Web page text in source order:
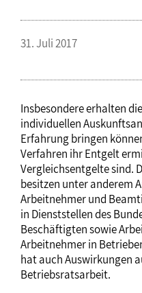
31. Juli 2017
Insbesondere erhalten
individuellen
Erfahrung bringen
Verfahren ihr Entgelt
Vergleichsentgelte sind.
besitzen unter anderem
Arbeitnehmer und
in Dienststellen des
Beschäftigten sowie
Arbeitnehmer in
hat auch Auswirkungen
Betriebsratsarbeit.